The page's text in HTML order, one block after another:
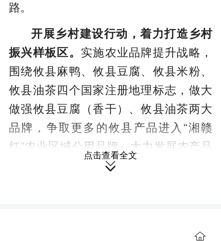
路。
开展乡村建设行动，着力打造乡村
振兴样板区。 实施农业品牌提升战略，
围绕攸县麻鸭、攸县豆腐、攸县米粉、
攸县油茶四个国家注册地理标志，做大
做强攸县豆腐（香干）、攸县油茶两大
品牌，争取更多的攸县产品进入“湘赣
红”农业区域公用品牌。大力发展农产品
精深加工，力争打造1个国家级现代农业
点击查看全文
